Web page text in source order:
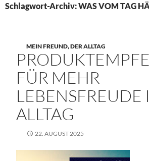
Schlagwort-Archiv: WAS VOM TAG
MEIN FREUND, DER ALLTAG
FÜR MEHR
LEBENSFREUDE
ALLTAG
22. AUGUST 2025